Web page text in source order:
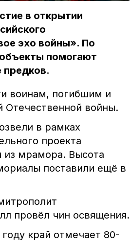
в открытии
эхо войны». По
помогают
предков.
воинам, погибшим и
Отечественной войны.
в рамках
проекта
из мрамора. Высота
поставили ещё в
провёл чин освящения.
край отмечает 80-